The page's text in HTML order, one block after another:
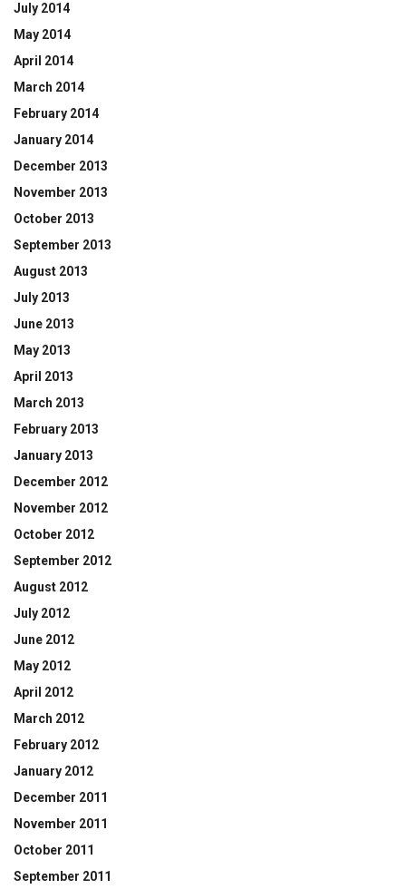
July 2014
May 2014
April 2014
March 2014
February 2014
January 2014
December 2013
November 2013
October 2013
September 2013
August 2013
July 2013
June 2013
May 2013
April 2013
March 2013
February 2013
January 2013
December 2012
November 2012
October 2012
September 2012
August 2012
July 2012
June 2012
May 2012
April 2012
March 2012
February 2012
January 2012
December 2011
November 2011
October 2011
September 2011